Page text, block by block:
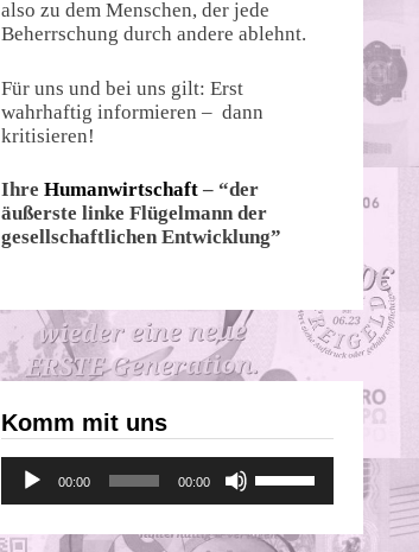
also zu dem Menschen, der jede
Beherrschung durch andere ablehnt.
Für uns und bei uns gilt: Erst
wahrhaftig informieren – dann
kritisieren!
Ihre Humanwirtschaft – “der
äußerste linke Flügelmann der
gesellschaftlichen Entwicklung”
Komm mit uns
Audio-
Player
00:00 00:00
Hoch/Runter
um